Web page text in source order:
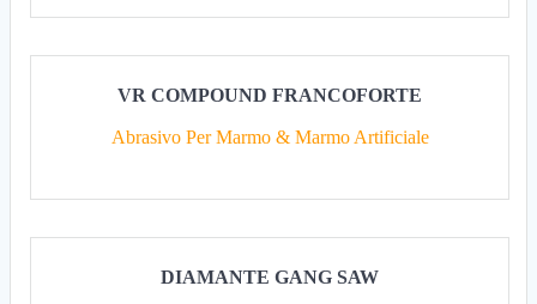
VR COMPOUND FRANCOFORTE
Abrasivo Per Marmo & Marmo Artificiale
DIAMANTE GANG SAW